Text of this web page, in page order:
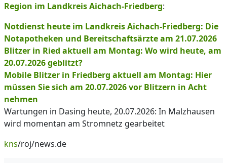
Region im Landkreis Aichach-Friedberg:
Notdienst heute im Landkreis Aichach-Friedberg: Die
Notapotheken und Bereitschaftsärzte am 21.07.2026
Blitzer in Ried aktuell am Montag: Wo wird heute, am
20.07.2026 geblitzt?
Mobile Blitzer in Friedberg aktuell am Montag: Hier
müssen Sie sich am 20.07.2026 vor Blitzern in Acht
nehmen
Wartungen in Dasing heute, 20.07.2026: In Malzhausen
wird momentan am Stromnetz gearbeitet
kns/roj/news.de